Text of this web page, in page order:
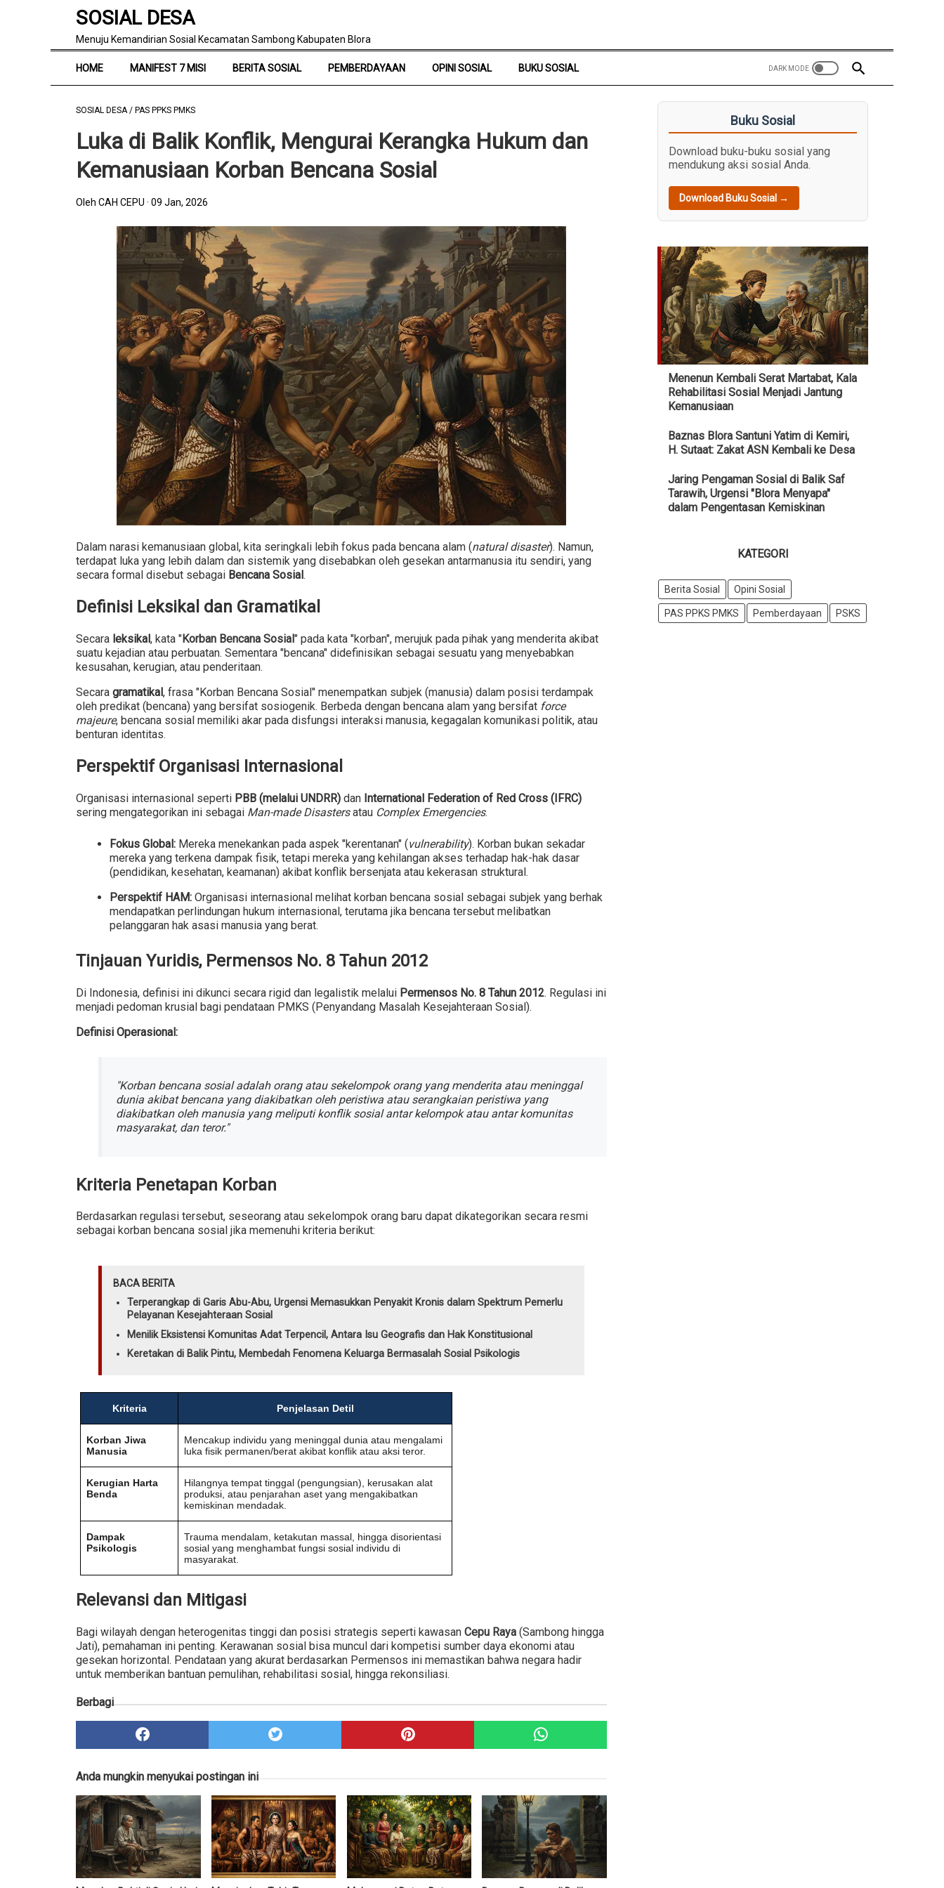
SOSIAL DESA
Menuju Kemandirian Sosial Kecamatan Sambong Kabupaten Blora
HOME MANIFEST 7 MISI BERITA SOSIAL PEMBERDAYAAN OPINI SOSIAL BUKU SOSIAL
SOSIAL DESA/ PAS PPKS PMKS
Luka di Balik Konflik, Mengurai Kerangka Hukum dan
Kemanusiaan Korban Bencana Sosial
Oleh CAH CEPU 09 Jan, 2026
Dalam narasi kemanusiaan global, kita seringkali lebih fokus pada bencana alam (natural disaster). Namun,
terdapat luka yang lebih dalam dan sistemik yang disebabkan oleh gesekan antarmanusia itu sendiri, yang
secara formal disebut sebagai Bencana Sosial.
Definisi Leksikal dan Gramatikal
Secara leksikal, kata "Korban Bencana Sosial" pada kata "korban", merujuk pada pihak yang menderita akibat
suatu kejadian atau perbuatan. Sementara "bencana" didefinisikan sebagai sesuatu yang menyebabkan
kesusahan, kerugian, atau penderitaan.
Secara gramatikal, frasa "Korban Bencana Sosial" menempatkan subjek (manusia) dalam posisi terdampak
oleh predikat (bencana) yang bersifat sosiogenik. Berbeda dengan bencana alam yang bersifat force
majeure, bencana sosial memiliki akar pada disfungsi interaksi manusia, kegagalan komunikasi politik, atau
benturan identitas.
Perspektif Organisasi Internasional
Organisasi internasional seperti PBB (melalui UNDRR) dan International Federation of Red Cross (IFRC)
sering mengategorikan ini sebagai Man-made Disastersatau Complex Emergencies.
Fokus Global: Mereka menekankan pada aspek "kerentanan" (vulnerability). Korban bukan sekadar
mereka yang terkena dampak fisik, tetapi mereka yang kehilangan akses terhadap hak-hak dasar
(pendidikan, kesehatan, keamanan) akibat konflik bersenjata atau kekerasan struktural.
Perspektif HAM: Organisasi internasional melihat korban bencana sosial sebagai subjek yang berhak
mendapatkan perlindungan hukum internasional, terutama jika bencana tersebut melibatkan
pelanggaran hak asasi manusia yang berat.
Tinjauan Yuridis, Permensos No. 8 Tahun 2012
Di Indonesia, definisi ini dikunci secara rigid dan legalistik melalui Permensos No. 8 Tahun 2012. Regulasi ini
menjadi pedoman krusial bagi pendataan PMKS (Penyandang Masalah Kesejahteraan Sosial).
Definisi Operasional:
"Korban bencana sosial adalah orang atau sekelompok orang yang menderita atau meninggal
dunia akibat bencana yang diakibatkan oleh peristiwa atau serangkaian peristiwa yang
diakibatkan oleh manusia yang meliputi konflik sosial antar kelompok atau antar komunitas
masyarakat, dan teror."
Kriteria Penetapan Korban
Berdasarkan regulasi tersebut, seseorang atau sekelompok orang baru dapat dikategorikan secara resmi
sebagai korban bencana sosial jika memenuhi kriteria berikut:
BACA BERITA
Terperangkap di Garis Abu-Abu, Urgensi Memasukkan Penyakit Kronis dalam Spektrum Pemerlu
Pelayanan Kesejahteraan Sosial
Menilik Eksistensi Komunitas Adat Terpencil, Antara Isu Geografis dan Hak Konstitusional
Keretakan di Balik Pintu, Membedah Fenomena Keluarga Bermasalah Sosial Psikologis
Kriteria Penjelasan Detil
Korban Jiwa
Manusia
Mencakup individu yang meninggal dunia atau mengalami
luka fisik permanen/berat akibat konflik atau aksi teror.
Kerugian Harta
Benda
Hilangnya tempat tinggal (pengungsian), kerusakan alat
produksi, atau penjarahan aset yang mengakibatkan
kemiskinan mendadak.
Dampak
Psikologis
Trauma mendalam, ketakutan massal, hingga disorientasi
sosial yang menghambat fungsi sosial individu di
masyarakat.
Relevansi dan Mitigasi
Bagi wilayah dengan heterogenitas tinggi dan posisi strategis seperti kawasan Cepu Raya (Sambong hingga
Jati), pemahaman ini penting. Kerawanan sosial bisa muncul dari kompetisi sumber daya ekonomi atau
gesekan horizontal. Pendataan yang akurat berdasarkan Permensos ini memastikan bahwa negara hadir
untuk memberikan bantuan pemulihan, rehabilitasi sosial, hingga rekonsiliasi.
Berbagi
Anda mungkin menyukai postingan ini
Buku Sosial
Download buku-buku sosial yang
mendukung aksi sosial Anda.
Download Buku Sosial →
Menenun Kembali Serat Martabat, Kala
Rehabilitasi Sosial Menjadi Jantung
Kemanusiaan
Baznas Blora Santuni Yatim di Kemiri,
H. Sutaat: Zakat ASN Kembali ke Desa
Jaring Pengaman Sosial di Balik Saf
Tarawih, Urgensi "Blora Menyapa"
dalam Pengentasan Kemiskinan
KATEGORI
Berita Sosial Opini Sosial
PAS PPKS PMKS Pemberdayaan PSKS